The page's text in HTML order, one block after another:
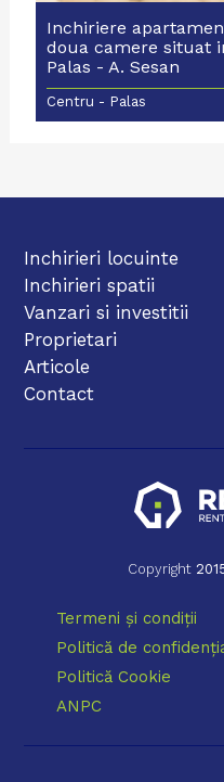
Inchiriere
doua camere situat
Palas - A. Sesan
Centru - Palas
Inchirieri locuinte
Inchirieri spatii
Vanzari si investitii
Proprietari
Articole
Contact
Copyright
Termeni și condiții
Politică de
Politică Cookie
ANPC